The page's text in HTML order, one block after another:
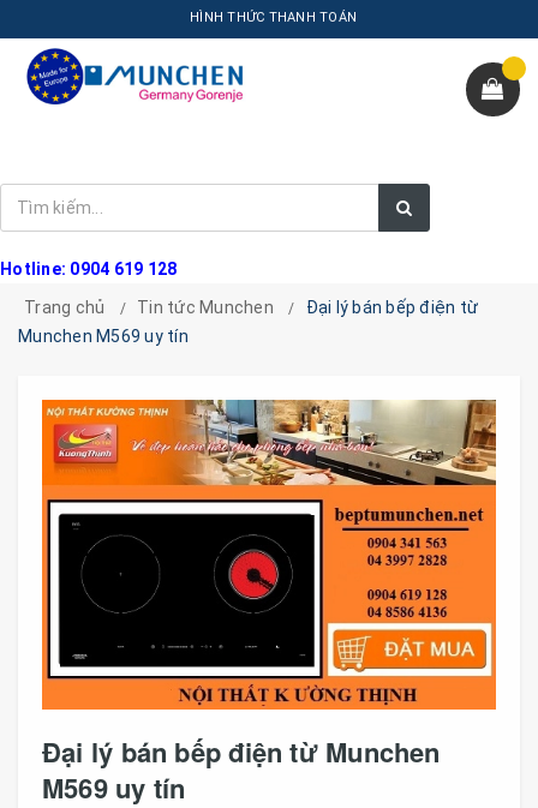
HÌNH THỨC THANH TOÁN
Hotline: 0904 619 128
Trang chủ
Tin tức Munchen
Đại lý bán bếp điện từ
Munchen M569 uy tín
Đại lý bán bếp điện từ Munchen
M569 uy tín